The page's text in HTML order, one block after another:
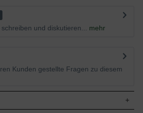
und diskutieren...
mehr
Kunden gestellte Fragen zu diesem